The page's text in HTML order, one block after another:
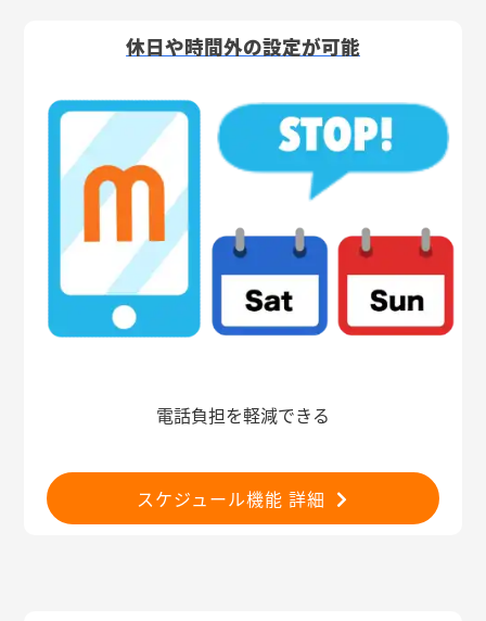
休日や時間外の設定が可能
電話負担を軽減できる
スケジュール機能 詳細